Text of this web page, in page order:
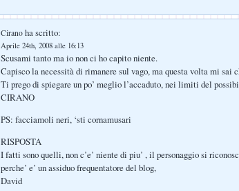
Cirano ha scritto:
Aprile 24th, 2008 alle 16:13
Scusami tanto ma io non ci ho capito niente.
Capisco la necessità di rimanere sul vago, ma questa volta mi sai
Ti prego di spiegare un po’ meglio l’accaduto, nei limiti del
CIRANO
PS: facciamoli neri, ‘sti cornamusari
RISPOSTA
I fatti sono quelli, non c’e’ niente di piu’ , il personaggio si
perche’ e’ un assiduo frequentatore del blog,
David